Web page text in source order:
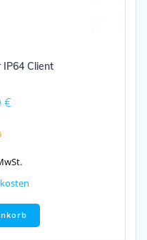
Client
€